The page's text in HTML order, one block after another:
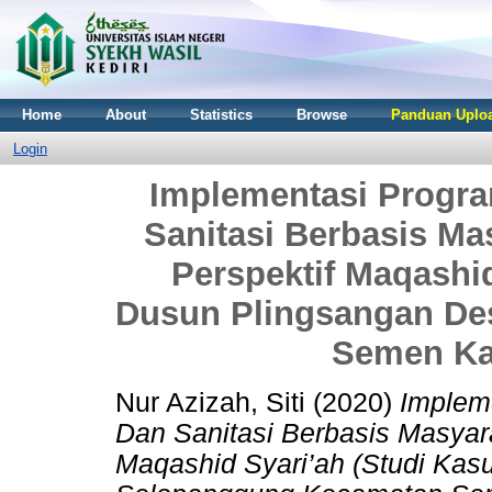
Home About Statistics Browse Panduan
Login
Implementasi
Sanitasi Berbasis
Perspektif
Dusun Plingsangan
Semen
Nur Azizah, Siti (2020)
Dan Sanitasi Berbasis
Maqashid Syari’ah (Studi